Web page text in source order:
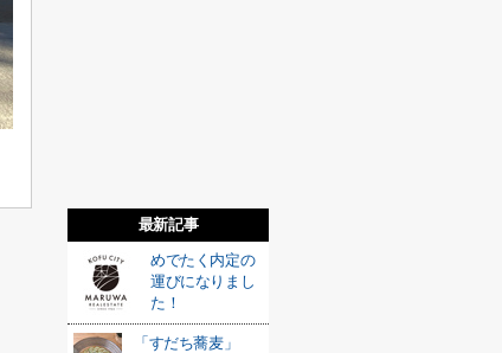
最新記事
めでたく内定の
運びになりまし
た！
「すだち蕎麦」